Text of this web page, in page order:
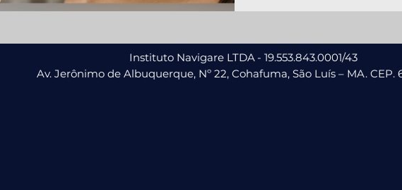
Instituto Navigare LTDA - 19.553.843.0001/43
Av. Jerônimo de Albuquerque, Nº 22, Cohafuma, São Luís – MA. CEP.